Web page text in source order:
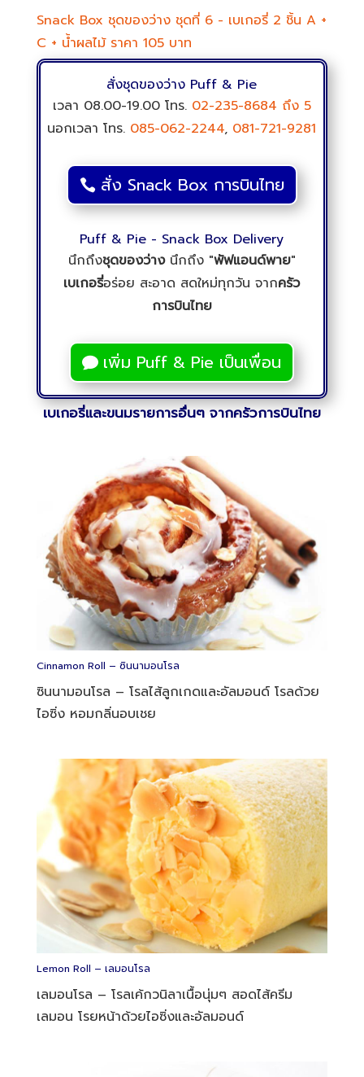
Snack Box ชุดของว่าง ชุดที่ 6 - เบเกอรี่ 2 ชิ้น A +
C + น้ำผลไม้ ราคา 105 บาท
สั่งชุดของว่าง Puff & Pie
เวลา 08.00-19.00 โทร. 02-235-8684 ถึง 5
นอกเวลา โทร. 085-062-2244, 081-721-9281
สั่ง Snack Box การบินไทย
Puff & Pie - Snack Box Delivery
นึกถึงชุดของว่างนึกถึง "พัฟแอนด์พาย"
เบเกอรี่อร่อย สะอาด สดใหม่ทุกวัน จากครัว
การบินไทย
เพิ่ม Puff & Pie เป็นเพื่อน
เบเกอรี่และขนมรายการอื่นๆ จากครัวการบินไทย
Cinnamon Roll – ซินนามอนโรล
ซินนามอนโรล – โรลไส้ลูกเกดและอัลมอนด์ โรลด้วย
ไอซิ่ง หอมกลิ่นอบเชย
Lemon Roll – เลมอนโรล
เลมอนโรล – โรลเค้กวนิลาเนื้อนุ่มๆ สอดไส้ครีม
เลมอน โรยหน้าด้วยไอซิ่งและอัลมอนด์